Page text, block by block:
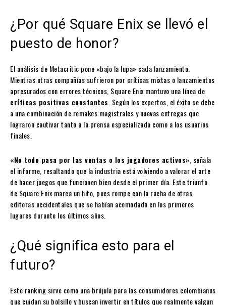
¿Por qué Square Enix se llevó el
puesto de honor?
El análisis de Metacritic pone «bajo la lupa» cada lanzamiento.
Mientras otras compañías sufrieron por críticas mixtas o lanzamientos
apresurados con errores técnicos, Square Enix mantuvo una línea de
críticas positivas constantes . Según los expertos, el éxito se debe
a una combinación de remakes magistrales y nuevas entregas que
lograron cautivar tanto a la prensa especializada como a los usuarios
finales.
«No todo pasa por las ventas o los jugadores activos» , señala
el informe, resaltando que la industria está volviendo a valorar el arte
de hacer juegos que funcionen bien desde el primer día. Este triunfo
de Square Enix marca un hito, pues rompe con la racha de otras
editoras occidentales que se habían acomodado en los primeros
lugares durante los últimos años.
¿Qué significa esto para el
futuro?
Este ranking sirve como una brújula para los consumidores colombianos
que cuidan su bolsillo y buscan invertir en títulos que realmente valgan